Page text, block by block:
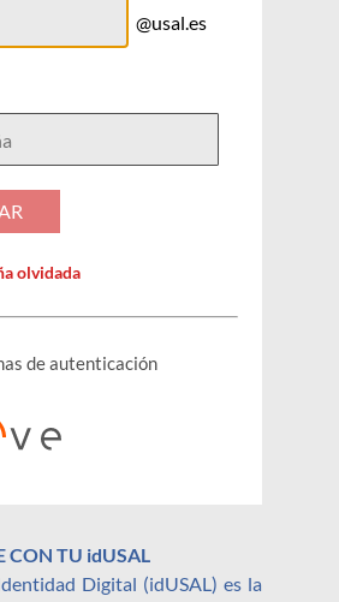
@usal.es
olvidada
de autenticación
CON TU idUSAL
Digital (idUSAL) es la